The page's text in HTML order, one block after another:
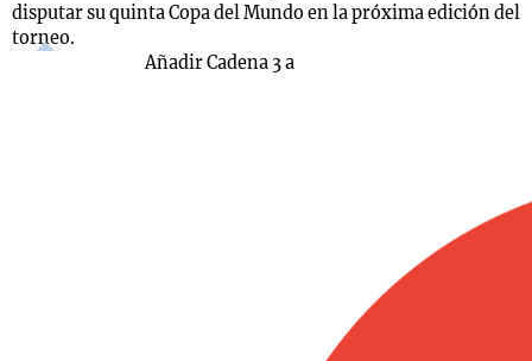
disputar su quinta Copa del Mundo en la próxima edición del
torneo.
Añadir Cadena 3 a